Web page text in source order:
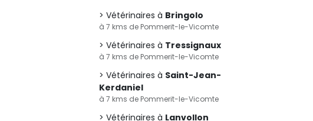
Vétérinaires à Bringolo
à 7 kms de Pommerit-le-Vicomte
Vétérinaires à Tressignaux
à 7 kms de Pommerit-le-Vicomte
Vétérinaires à Saint-Jean-
Kerdaniel
à 7 kms de Pommerit-le-Vicomte
Vétérinaires à Lanvollon